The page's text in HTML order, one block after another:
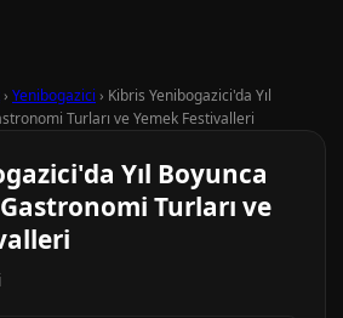
› Yenibogazici › Kibris Yenibogazici'da Yıl
Turları ve Yemek Festivalleri
Yıl Boyunca
Turları ve